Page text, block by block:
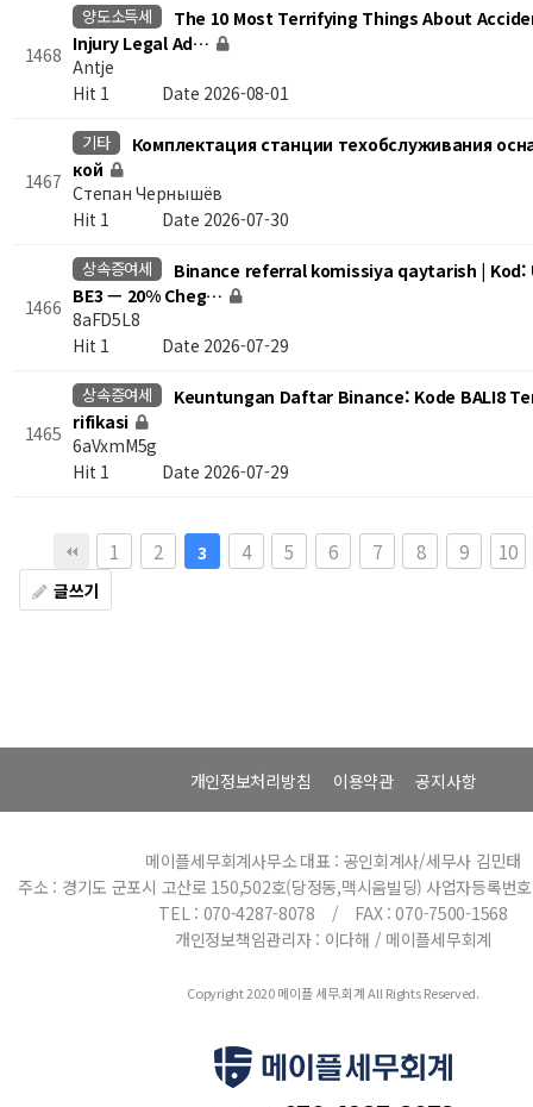
1468
양도소득세
The 10 Most Terrifying Things About
Injury Legal Ad…
Antje
Hit 1 Date 2026-08-01
1467
기타
Комплектация станции техобслуживания
кой
Степан Чернышёв
Hit 1 Date 2026-07-30
1466
상속증여세
Binance referral komissiya qaytarish | Kod:
BE3 — 20% Cheg…
8aFD5L8
Hit 1 Date 2026-07-29
1465
상속증여세
Keuntungan Daftar Binance: Kode BALI8
rifikasi
6aVxmM5g
Hit 1 Date 2026-07-29
1 2 3 4 5 6 7 8 9 10
글쓰기
개인정보처리방침 이용약관 공지사항
메이플세무회계사무소 대표 : 공인회계사/세무사 김민태
주소 : 경기도 군포시 고산로 150,502호(당정동,맥시움빌딩) 사업자등록번
TEL : 070-4287-8078 / FAX : 070-7500-1568
개인정보책임관리자 : 이다해 / 메이플세무회계
Copyright 2020 메이플 세무.회계 All Rights Reserved.